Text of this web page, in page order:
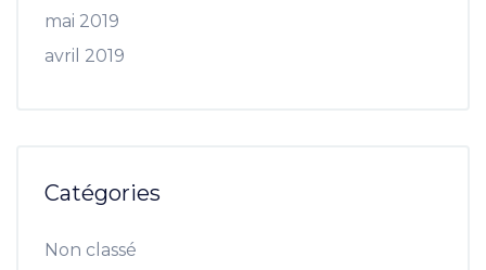
mai 2019
avril 2019
Catégories
Non classé